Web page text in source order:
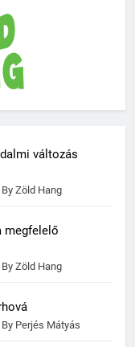
változás
By Zöld Hang
megfelelő
By Zöld Hang
By Perjés Mátyás